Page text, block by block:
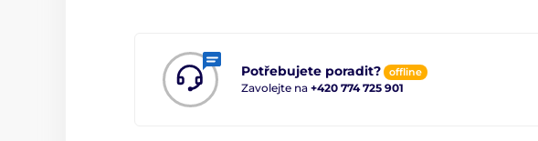
Potřebujete poradit? offline
Zavolejte na +420 774 725 901